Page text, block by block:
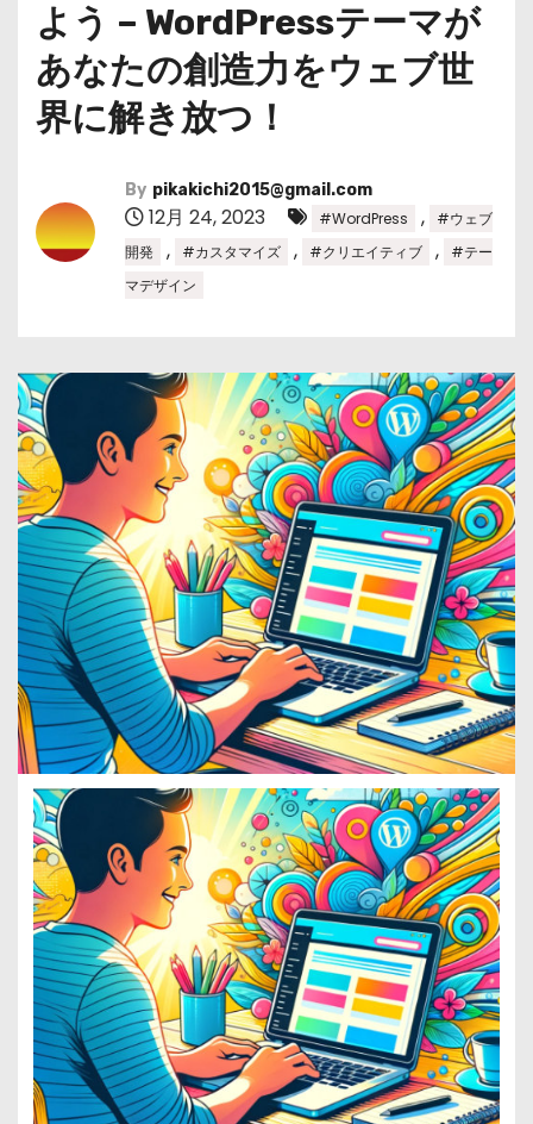
よう – WordPressテーマが
あなたの創造力をウェブ世
界に解き放つ！
By pikakichi2015@gmail.com
12月 24, 2023 #WordPress ,
#ウェブ
開発
, #カスタマイズ , #クリエイティブ ,
#テー
マデザイン